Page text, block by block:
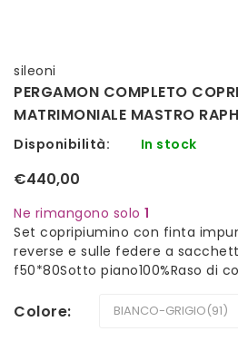
sileoni
PERGAMON COMPLETO
MATRIMONIALE MASTRO
Disponibilità: In stock
€440,00
Ne rimangono solo 1
Set copripiumino con finta
reverse e sulle federe a
f50*80Sotto piano100%Raso di
Colore